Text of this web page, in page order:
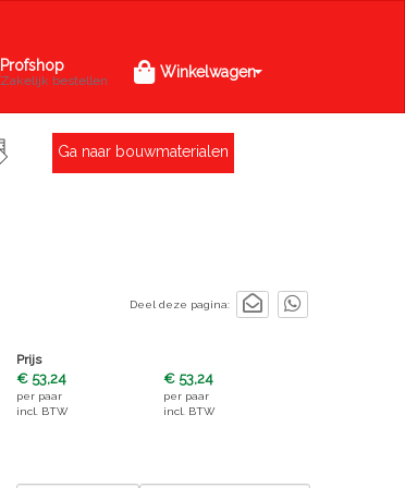
Profshop
Zakelijk bestellen Winkelwagen
Ga naar bouwmaterialen
Deel deze pagina:
Prijs
€ 53,24
per paar
incl. BTW
€ 53,24
per paar
incl. BTW